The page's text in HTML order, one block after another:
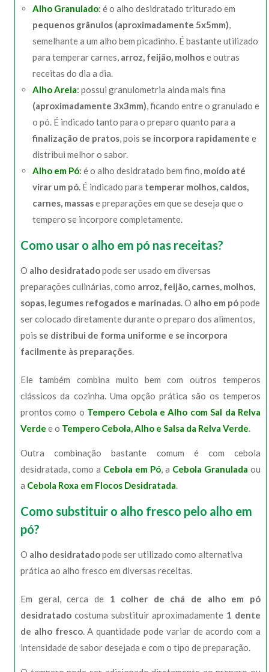
Alho Granulado: é o alho desidratado triturado em
pequenos grânulos (aproximadamente 5x5mm)
semelhante a um alho bem picadinho. É bastante utilizado
para temperar carnes, arroz, feijão, molhose outras
receitas do dia a dia.
Alho Areia: possui granulometria ainda mais fina
(aproximadamente 3x3mm) , ficando entre o granulado e
o pó. É indicado tanto para o preparo quanto para a
finalização de pratos , pois se incorpora rapidamente e
distribui melhor o sabor.
Alho em Pó: é o alho desidratado bem fino, moído até
virar um pó. É indicado para temperar molhos, caldos,
carnes, massase preparações em que se deseja que o
tempero se incorpore completamente.
Como usar o alho em pó nas receitas?
O alho desidratadopode ser usado em diversas
preparações culinárias, como arroz, feijão, carnes, molhos,
sopas, legumes refogados e marinadas . O alho em pópode
ser colocado diretamente durante o preparo dos alimentos,
pois se distribui de forma uniforme e se incorpora
facilmente às preparações
Ele também combina muito bem com outros temperos
clássicos da cozinha. Uma opção prática são os temperos
prontos como o Tempero Cebola e Alho com Sal da Relva
Verde e o Tempero Cebola, Alho e Salsa da Relva Verde
Outra combinação bastante comum é com cebola
desidratada, como a Cebola em Pó , a Cebola Granulada ou
a Cebola Roxa em Flocos Desidratada
Como substituir o alho fresco pelo alho em
pó?
O alho desidratadopode ser utilizado como alternativa
prática ao alho fresco em diversas receitas.
Em geral, cerca de 1 colher de chá de alho em pó
desidratado costuma substituir aproximadamente 1 dente
de alho fresco. A quantidade pode variar de acordo com a
intensidade de sabor desejada e com o tipo de preparação.